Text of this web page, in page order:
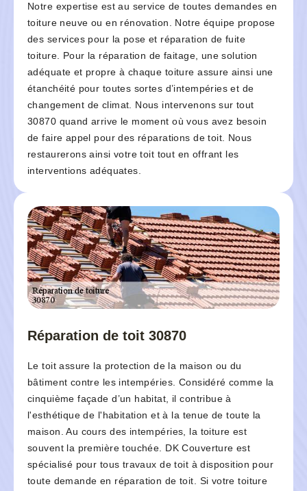
Notre expertise est au service de toutes demandes en
toiture neuve ou en rénovation. Notre équipe propose
des services pour la pose et réparation de fuite
toiture. Pour la réparation de faitage, une solution
adéquate et propre à chaque toiture assure ainsi une
étanchéité pour toutes sortes d’intempéries et de
changement de climat. Nous intervenons sur tout
30870 quand arrive le moment où vous avez besoin
de faire appel pour des réparations de toit. Nous
restaurerons ainsi votre toit tout en offrant les
interventions adéquates.
Réparation de toit 30870
Le toit assure la protection de la maison ou du
bâtiment contre les intempéries. Considéré comme la
cinquième façade d’un habitat, il contribue à
l'esthétique de l'habitation et à la tenue de toute la
maison. Au cours des intempéries, la toiture est
souvent la première touchée. DK Couverture est
spécialisé pour tous travaux de toit à disposition pour
toute demande en réparation de toit. Si votre toiture